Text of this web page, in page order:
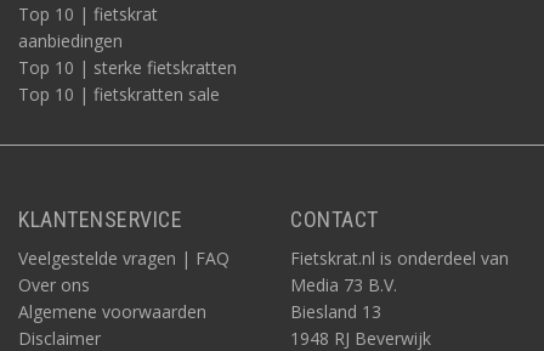
Top 10 | fietskrat
aanbiedingen
Top 10 | sterke fietskratten
Top 10 | fietskratten sale
KLANTENSERVICE
Veelgestelde vragen | FAQ
Over ons
Algemene voorwaarden
Disclaimer
CONTACT
Fietskrat.nl is onderdeel van
Media 73 B.V.
Biesland 13
1948 RJ Beverwijk